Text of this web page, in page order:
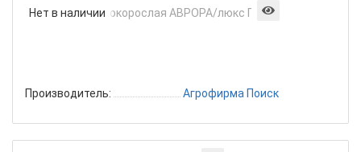
Нет в наличии
Производитель: Агрофирма Поиск